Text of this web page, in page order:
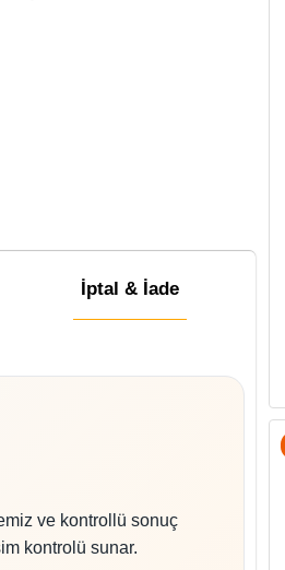
İptal & İade
ve kontrollü sonuç
kontrolü sunar.